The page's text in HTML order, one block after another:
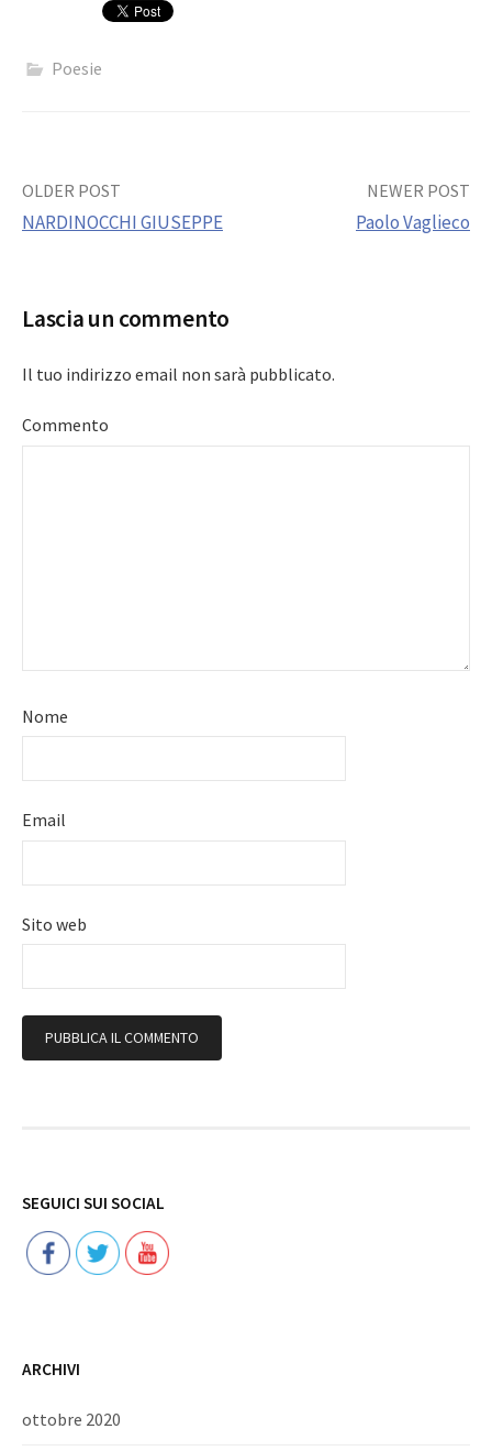
Poesie
Post
OLDER POST
NARDINOCCHI GIUSEPPE
NEWER POST
Paolo Vaglieco
Lascia un commento
Il tuo indirizzo email non sarà pubblicato.
Commento
Nome
Email
Sito web
SEGUICI SUI SOCIAL
ARCHIVI
ottobre 2020